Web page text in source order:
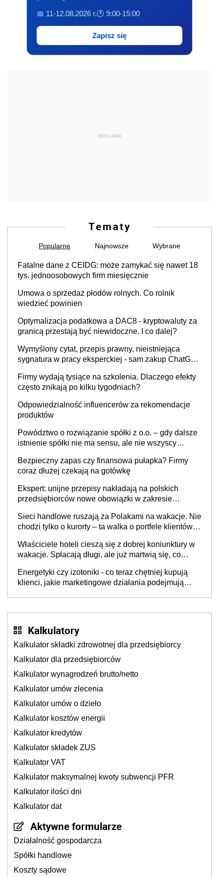
📅 11-12.08.2026 r.🕐 9:00-15:00
Zapisz się
REKLAMA
Tematy
Popularne Najnowsze Wybrane
Fatalne dane z CEIDG: może zamykać się nawet 18
tys. jednoosobowych firm miesięcznie
Umowa o sprzedaż płodów rolnych. Co rolnik
wiedzieć powinien
Optymalizacja podatkowa a DAC8 - kryptowaluty za
granicą przestają być niewidoczne. I co dalej?
Wymyślony cytat, przepis prawny, nieistniejąca
sygnatura w pracy eksperckiej - sam zakup ChatGPT
Firmy wydają tysiące na szkolenia. Dlaczego efekty
często znikają po kilku tygodniach?
Odpowiedzialność influencerów za rekomendacje
produktów
Powództwo o rozwiązanie spółki z o.o. – gdy dalsze
istnienie spółki nie ma sensu, ale nie wszyscy
Bezpieczny zapas czy finansowa pułapka? Firmy
coraz dłużej czekają na gotówkę
Ekspert: unijne przepisy nakładają na polskich
przedsiębiorców nowe obowiązki w zakresie
Sieci handlowe ruszają za Polakami na wakacje. Nie
chodzi tylko o kurorty – ta walka o portfele klientów
cichu
Właściciele hoteli cieszą się z dobrej koniunktury w
wakacje. Spłacają długi, ale już martwią się, co
Energetyki czy izotoniki - co teraz chętniej kupują
klienci, jakie marketingowe działania podejmują
Kalkulatory
Kalkulator składki zdrowotnej dla przedsiębiorcy
Kalkulator dla przedsiębiorców
Kalkulator wynagrodzeń brutto/netto
Kalkulator umów zlecenia
Kalkulator umów o dzieło
Kalkulator kosztów energii
Kalkulator kredytów
Kalkulator składek ZUS
Kalkulator VAT
Kalkulator maksymalnej kwoty subwencji PFR
Kalkulator ilości dni
Kalkulator dat
Aktywne formularze
Działalność gospodarcza
Spółki handlowe
Koszty sądowe